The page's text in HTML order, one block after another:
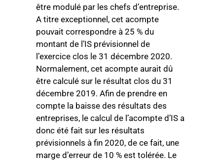
être modulé par les chefs d’entreprise.
A titre exceptionnel, cet acompte
pouvait correspondre à 25 % du
montant de l’IS prévisionnel de
l’exercice clos le 31 décembre 2020.
Normalement, cet acompte aurait dû
être calculé sur le résultat clos du 31
décembre 2019. Afin de prendre en
compte la baisse des résultats des
entreprises, le calcul de l’acompte d’IS a
donc été fait sur les résultats
prévisionnels à fin 2020, de ce fait, une
marge d’erreur de 10 % est tolérée. Le